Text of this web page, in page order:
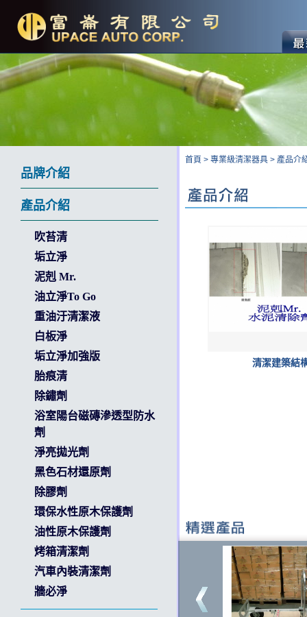
品牌介紹
產品介紹
吹苔清
垢立淨
泥剋 Mr.
油立淨To Go
重油汙清潔液
白板淨
垢立淨加強版
胎痕清
除鏽劑
浴室陽台磁磚滲透型防水
劑
淨亮拋光劑
黑色石材還原劑
除膠劑
環保水性原木保護劑
油性原木保護劑
烤箱清潔劑
汽車內裝清潔劑
牆必淨
首頁 > 專業級清潔器具 > 產品介
清潔建築結